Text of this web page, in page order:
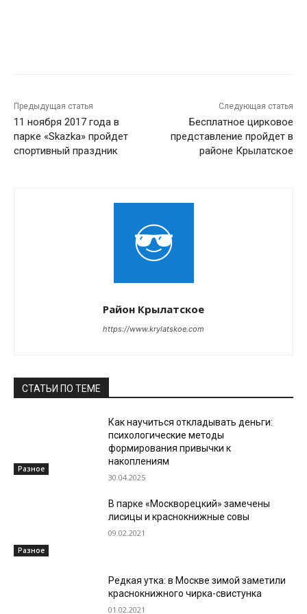
Предыдущая статья
11 ноября 2017 года в
парке «Skazka» пройдет
спортивный праздник
Следующая статья
Бесплатное цирковое
представление пройдет в
районе Крылатское
Район Крылатское
https://www.krylatskoe.com
СТАТЬИ ПО ТЕМЕ
Разное
Как научиться откладывать деньги:
психологические методы
формирования привычки к
накоплениям
30.04.2025
Разное
В парке «Москворецкий» замечены
лисицы и краснокнижные совы
09.02.2021
Редкая утка: в Москве зимой заметили
краснокнижного чирка-свистунка
01.02.2021